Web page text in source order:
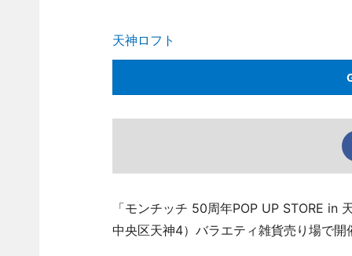
天神ロフト
「モンチッチ 50周年POP UP STORE in
中央区天神4）バラエティ雑貨売り場で開